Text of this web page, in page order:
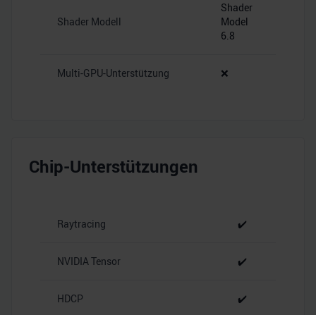
Shader Modell
Shader
Model
6.8
Multi-GPU-Unterstützung ❌
Chip-Unterstützungen
Raytracing ✔️
NVIDIA Tensor ✔️
HDCP ✔️